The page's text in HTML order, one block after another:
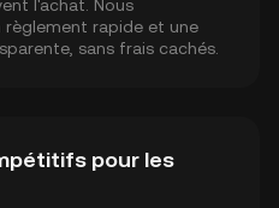
l'achat. Nous
règlement rapide et une
sans frais cachés.
pour les